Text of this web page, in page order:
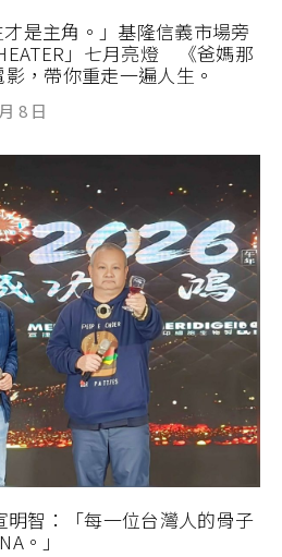
才是主角。」基隆信義市場旁
」七月亮燈 《爸媽那
，帶你重走一遍人生。
8 日
明智：「每一位台灣人的骨子
。」